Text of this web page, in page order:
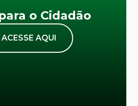
o Cidadão
ACESSE AQUI